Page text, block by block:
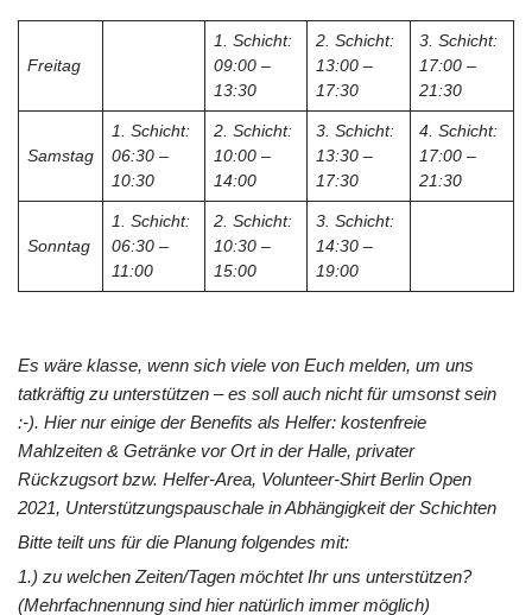
Freitag
1. Schicht:
09:00 –
13:30
2. Schicht:
13:00 –
17:30
3. Schicht:
17:00 –
21:30
Samstag
1. Schicht:
06:30 –
10:30
2. Schicht:
10:00 –
14:00
3. Schicht:
13:30 –
17:30
4. Schicht:
17:00 –
21:30
Sonntag
1. Schicht:
06:30 –
11:00
2. Schicht:
10:30 –
15:00
3. Schicht:
14:30 –
19:00
Es wäre klasse, wenn sich viele von Euch melden, um uns
tatkräftig zu unterstützen – es soll auch nicht für umsonst sein
:-). Hier nur einige der Benefits als Helfer: kostenfreie
Mahlzeiten & Getränke vor Ort in der Halle, privater
Rückzugsort bzw. Helfer-Area, Volunteer-Shirt Berlin Open
2021, Unterstützungspauschale in Abhängigkeit der Schichten
Bitte teilt uns für die Planung folgendes mit:
1.) zu welchen Zeiten/Tagen möchtet Ihr uns unterstützen?
(Mehrfachnennung sind hier natürlich immer möglich)